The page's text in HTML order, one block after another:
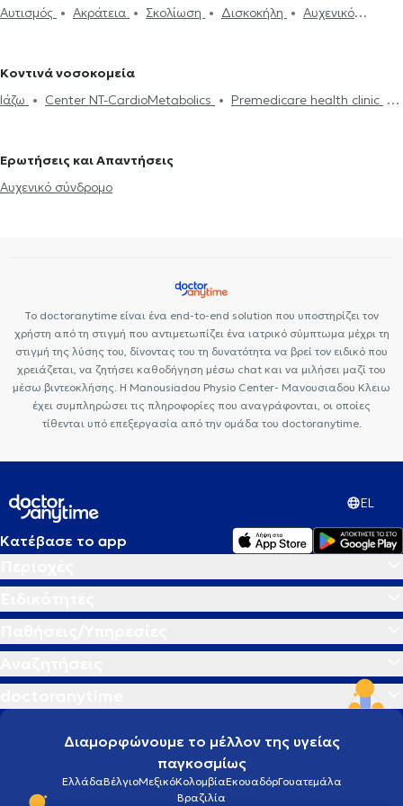
Φυσικοθεραπευτές στον Κολωνό
Φυσικοθεραπευτές στη Νέα
Φυσικοθεραπευτές στο Κουκάκι
Φυσικοθεραπευτές στην Πετρούπολη
Φυσικοθεραπευτές στα
Επικονδυλίτιδα
Οστεοαρθρίτιδα Σκολίωση
Σύνδρομο
Αυτισμός
Ακράτεια Σκολίωση Δισκοκήλη
Αυχενικό
Κοντινά νοσοκομεία
Ιάζω
Center NT-CardioMetabolics
Premedicare health clinic
Ερωτήσεις και Απαντήσεις
Αυχενικό σύνδρομο
Το doctoranytime είναι ένα end-to-end solution που υποστηρίζει τον
χρήστη από τη στιγμή που αντιμετωπίζει ένα ιατρικό σύμπτωμα μέχρι τη
στιγμή της λύσης του, δίνοντας του τη δυνατότητα να βρεί τον ειδικό που
χρειάζεται, να ζητήσει καθοδήγηση μέσω chat και να μιλήσει μαζί του
μέσω βιντεοκλήσης. Η Manousiadou Physio Center- Μανουσιαδου Κλειω
έχει συμπληρώσει τις πληροφορίες που αναγράφονται, οι οποίες
τίθενται υπό επεξεργασία από την ομάδα του doctoranytime.
EL
Κατέβασε το app
Διαμορφώνουμε το μέλλον της υγείας
παγκοσμίως
ΕλλάδαΒέλγιοΜεξικόΚολομβίαΕκουαδόρΓουατεμάλα
Βραζιλία